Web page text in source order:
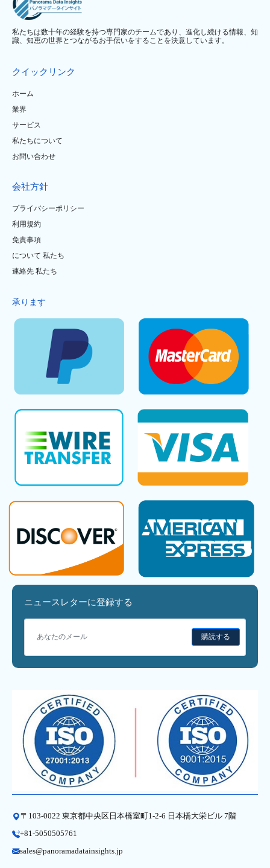
私たちは数十年の経験を持つ専門家のチームであり、進化し続ける情報、知
識、知恵の世界とつながるお手伝いをすることを決意しています。
クイックリンク
ホーム
業界
サービス
私たちについて
お問い合わせ
会社方針
プライバシーポリシー
利用規約
免責事項
について 私たち
連絡先 私たち
承ります
ニュースレターに登録する
購読する
〒103-0022 東京都中央区日本橋室町1-2-6 日本橋大栄ビル 7階
+81-5050505761
sales@panoramadatainsights.jp